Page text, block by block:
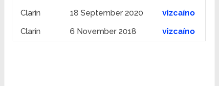
Clarín
18 September 2020
vizcaíno
Clarín
6 November 2018 vizcaíno